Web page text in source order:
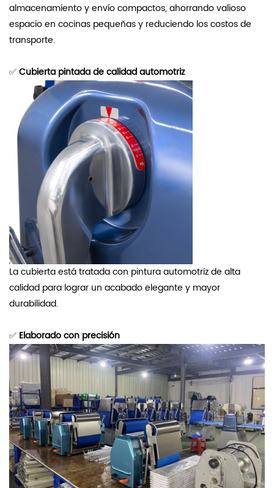
almacenamiento y envío compactos, ahorrando valioso
espacio en cocinas pequeñas y reduciendo los costos de
transporte.
✅Cubierta pintada de calidad automotriz
La cubierta está tratada con pintura automotriz de alta
calidad para lograr un acabado elegante y mayor
durabilidad.
✅ Elaborado con precisión